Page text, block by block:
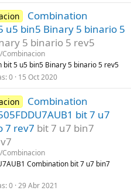
Combination
u5 bin5 Binary 5 binario 5
5 binario 5 rev5
bit 5 u5 bin5 Binary 5 binario 5 rev5
0 15 Oct 2020
Combination
bit 7 u7
7 rev7 bit 7 u7 bin7
Combination bit 7 u7 bin7
0 29 Abr 2021